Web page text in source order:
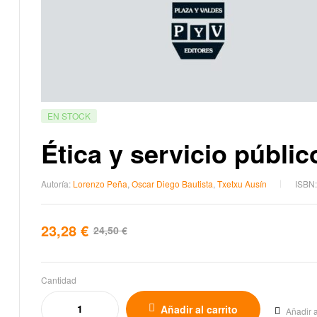
EN STOCK
Ética y servicio
Autoría: Lorenzo Peña Oscar Diego Bautista Txetxu Ausín ISBN:
24,50€
23,28 €
Cantidad
Añadir al carrito Añadir